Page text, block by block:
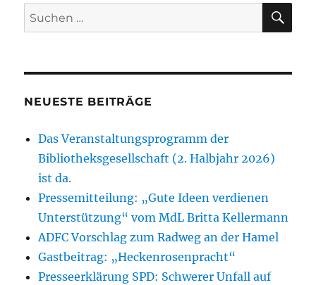
Suchen
nach:
NEUESTE BEITRÄGE
Das Veranstaltungsprogramm der
Bibliotheksgesellschaft (2. Halbjahr 2026)
ist da.
Pressemitteilung: „Gute Ideen verdienen
Unterstützung“ vom MdL Britta Kellermann
ADFC Vorschlag zum Radweg an der Hamel
Gastbeitrag: „Heckenrosenpracht“
Presseerklärung SPD: Schwerer Unfall auf